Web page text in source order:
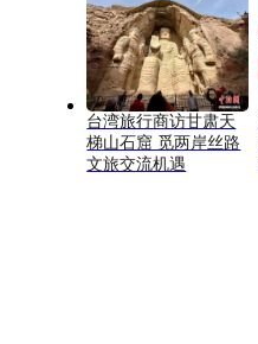
台湾旅行商访甘肃天
梯山石窟 觅两岸丝路
文旅交流机遇